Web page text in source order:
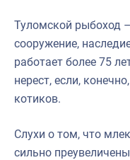
Туломской рыбоход
сооружение,
работает более 75
нерест, если,
котиков.
Слухи о том, что
сильно